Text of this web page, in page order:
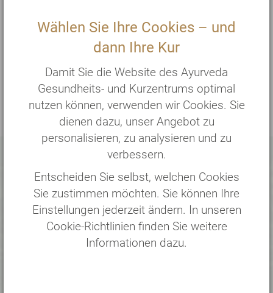
Wählen Sie Ihre Cookies – und
dann Ihre Kur
Damit Sie die Website des Ayurveda
Gesundheits- und Kurzentrums optimal
nutzen können, verwenden wir Cookies. Sie
dienen dazu, unser Angebot zu
personalisieren, zu analysieren und zu
verbessern.
Entscheiden Sie selbst, welchen Cookies
Sie zustimmen möchten. Sie können Ihre
Einstellungen jederzeit ändern. In unseren
Cookie-Richtlinien finden Sie weitere
Informationen dazu.
Der Auswahl- und später Buchungsprozess
erfolgt in 4 Schritten und kann jederzeit
abgebrochen werden.
Persönliche Beratung
Unser Office-Team berät Sie sehr
gerne!